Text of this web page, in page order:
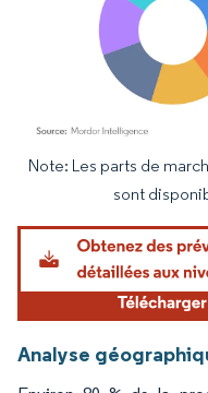
Image © Mordor Intelligence.
Note: Les parts de
sont
Analyse